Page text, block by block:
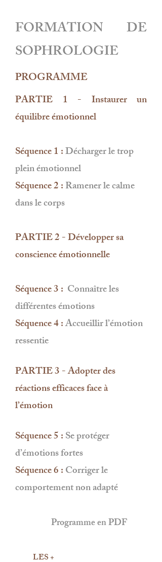
FORMATION DE
SOPHROLOGIE
PROGRAMME
PARTIE 1 - Instaurer un
équilibre émotionnel
Séquence 1 :Décharger le trop
plein émotionnel
Séquence 2 :Ramener le calme
dans le corps
PARTIE 2 - Développer sa
conscience émotionnelle
Séquence 3 : Connaître les
différentes émotions
Séquence 4 :Accueillir l’émotion
ressentie
PARTIE 3 - Adopter des
réactions efficaces face à
l’émotion
Séquence 5 :Se protéger
d’émotions fortes
Séquence 6 :Corriger le
comportement non adapté
Programme en PDF
LES +